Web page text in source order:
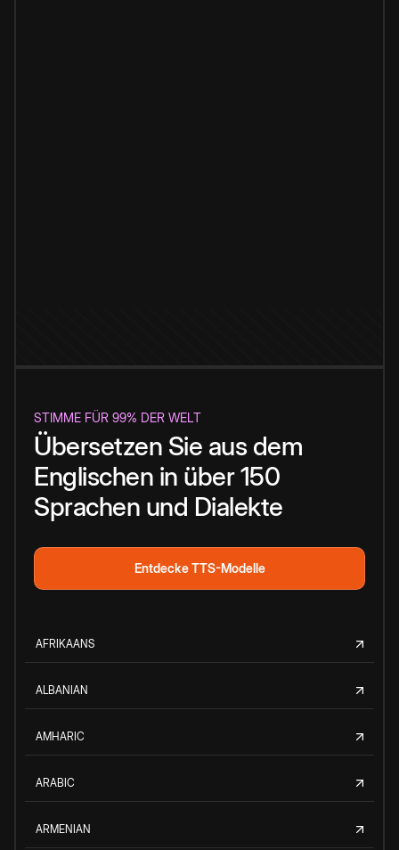
STIMME FÜR 99% DER WELT
Übersetzen Sie aus dem
Englischen in über 150
Sprachen und Dialekte
Entdecke TTS-Modelle
AFRIKAANS
ALBANIAN
AMHARIC
ARABIC
ARMENIAN